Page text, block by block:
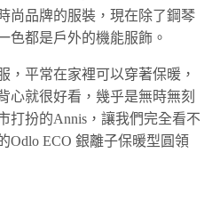
尚品牌的服裝，現在除了鋼琴
色都是戶外的機能服飾。
，平常在家裡可以穿著保暖，
心就很好看，幾乎是無時無刻
打扮的Annis，讓我們完全看不
Odlo ECO 銀離子保暖型圓領